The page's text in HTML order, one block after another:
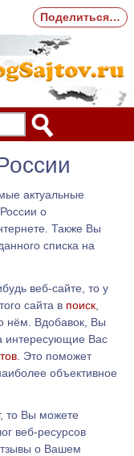
актуальные
о
Также Вы
списка на
веб-сайте, то у
сайта в поиск
нём. Вдобавок, Вы
интересующие Вас
. Это поможет
объективное
то Вы можете
веб-ресурсов
о Вашем
Поделиться…